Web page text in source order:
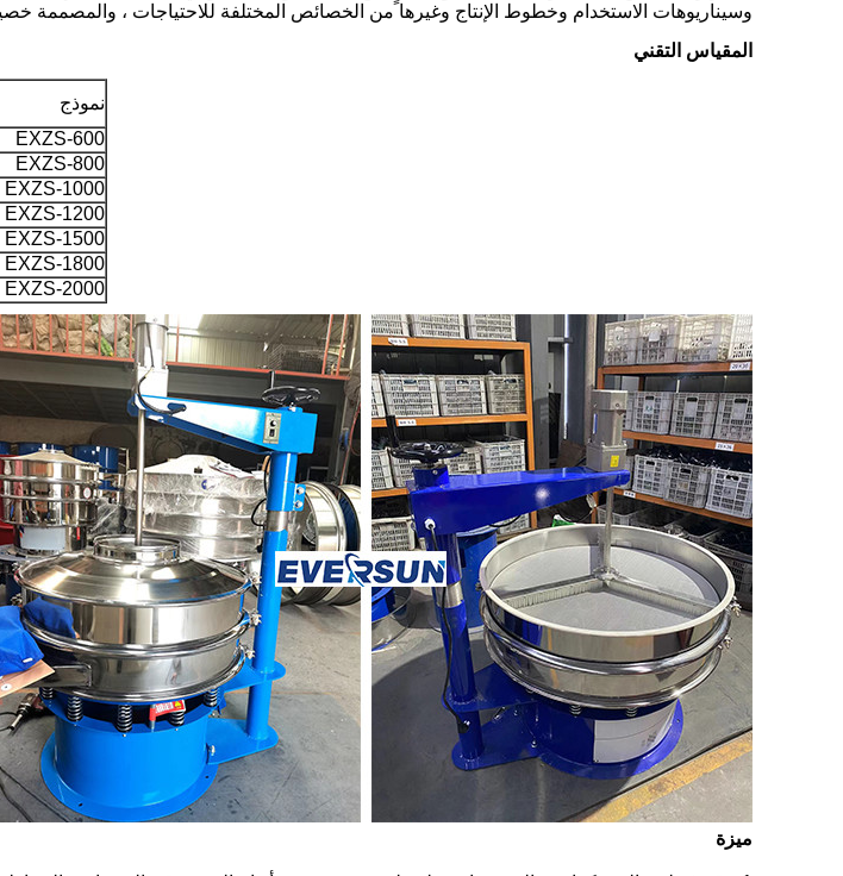
وسيناريوهات الاستخدام وخطوط الإنتاج وغيرها من الخصائص المختلفة للاحتياجات ، والمصممة
المقياس التقني
نموذج
EXZS-600
EXZS-800
EXZS-1000
EXZS-1200
EXZS-1500
EXZS-1800
EXZS-2000
ميزة